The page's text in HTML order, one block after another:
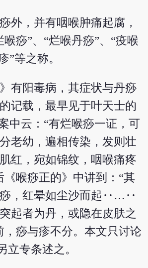
外，并有咽喉肿痛起腐，
痧”、“烂喉丹痧”、“疫喉
”等之称。
有阳毒病，其症状与丹痧
记载，最早见于叶天士的
中云：“有烂喉痧一证，可
老幼，遍相传染，发则壮
红，宛如锦纹，咽喉痛疼
喉痧正的》中讲到：“其
痧，红晕如尘沙而起‥…‥
起者为丹，或隐在皮肤之
，痧与疹不分。本文只讨论
立专条述之。